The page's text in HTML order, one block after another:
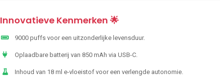
Innovatieve Kenmerken 🌟
9000 puffs voor een uitzonderlijke levensduur.
Oplaadbare batterij van 850 mAh via USB-C.
Inhoud van 18 ml e-vloeistof voor een verlengde autonomie.